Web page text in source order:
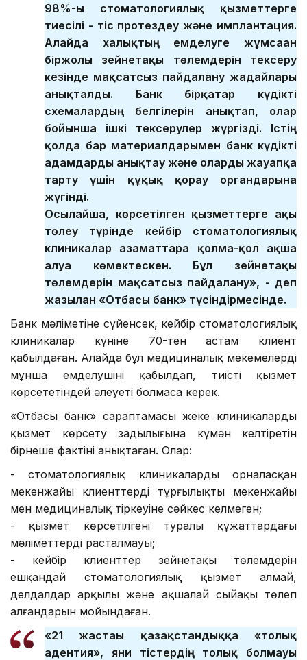
98%-ы стоматологиялық қызметтерге
тиесілі - тіс протездеу және имплантация.
Алайда халықтың емделуге жұмсаған
біржолғы зейнетақы төлемдерін тексеру
кезінде мақсатсыз пайдалану жағдайлары
анықталды. Банк бірқатар күдікті
схемалардың белгілерін анықтап, олар
бойынша ішкі тексерулер жүргізді. Істің
қолда бар материалдарымен банк күдікті
адамдарды анықтау және оларды жауапқа
тарту үшін құқық қорғау органдарына
жүгінді.
Осылайша, көрсетілген қызметтерге ақы
төлеу түрінде кейбір стоматологиялық
клиникалар азаматтарға қолма-қол ақша
алуға көмектескен. Бұл зейнетақы
төлемдерін мақсатсыз пайдалану», - деп
жазылған «Отбасы банк» түсіндірмесінде.
Банк мәліметіне сүйенсек, кейбір стоматологиялық
клиникалар күніне 70-тен астам клиент
қабылдаған. Алайда бұл медициналық мекемелердің
мұнша емделушіні қабылдап, тиісті қызмет
көрсететіндей әлеуеті болмаса керек.
«Отбасы банк» сараптамасы жеке клиникалардың
қызмет көрсету заңдылығына күмән келтіретін
бірнеше фактіні анықтаған. Олар:
- стоматологиялық клиникалардың орналасқан
мекенжайы клиенттердің тұрғылықты мекенжайы
мен медициналық тіркеуіне сәйкес келмеген;
- қызмет көрсетілгені туралы құжаттардағы
мәліметтердің расталмауы;
- кейбір клиенттер зейнетақы төлемдерін
ешқандай стоматологиялық қызмет алмай,
делдалдар арқылы және ақшалай сыйақы төлеп
алғандарын мойындаған.
«21 жастағы қазақстандыққа «толық
адентия», яғни тістердің толық болмауы